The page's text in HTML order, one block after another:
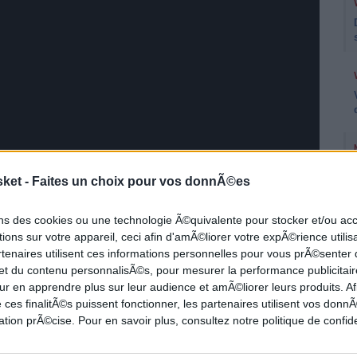
- Faites un choix pour vos donnÃ©es
des cookies ou une technologie Ã©quivalente pour stocker et/ou
sur votre appareil, ceci afin d'amÃ©liorer votre expÃ©rience
utilisent ces informations personnelles pour vous prÃ©senter
du contenu personnalisÃ©s, pour mesurer la performance
en apprendre plus sur leur audience et amÃ©liorer leurs produits.
ces finalitÃ©s puissent fonctionner, les partenaires utilisent vos
prÃ©cise. Pour en savoir plus, consultez notre politique de
134 à 127 en s'appuyant sur son Big
Austin Reaves.
134 à 127 à Memphis, le